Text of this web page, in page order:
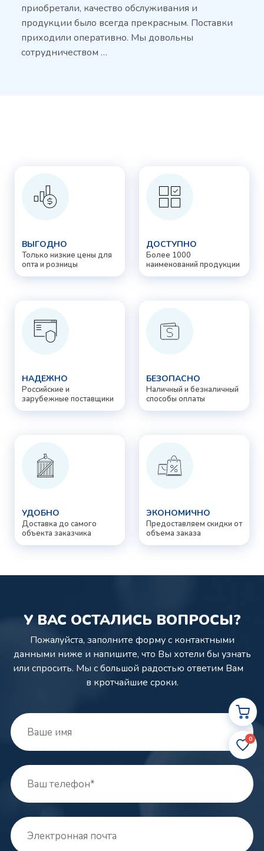
0
приобретали, качество обслуживания и
продукции было всегда прекрасным. Поставки
приходили оперативно. Мы довольны
сотрудничеством …
ВЫГОДНО
Только низкие цены для
опта и розницы
ДОСТУПНО
Более 1000
наименований продукции
НАДЕЖНО
Российские и
зарубежные поставщики
БЕЗОПАСНО
Наличный и безналичный
способы оплаты
УДОБНО
Доставка до самого
объекта заказчика
ЭКОНОМИЧНО
Предоставляем скидки от
объема заказа
У ВАС ОСТАЛИСЬ ВОПРОСЫ?
Пожалуйста, заполните форму с контактными
данными ниже и напишите, что Вы хотели бы узнать
или спросить. Мы с большой радостью ответим Вам
в кротчайшие сроки.